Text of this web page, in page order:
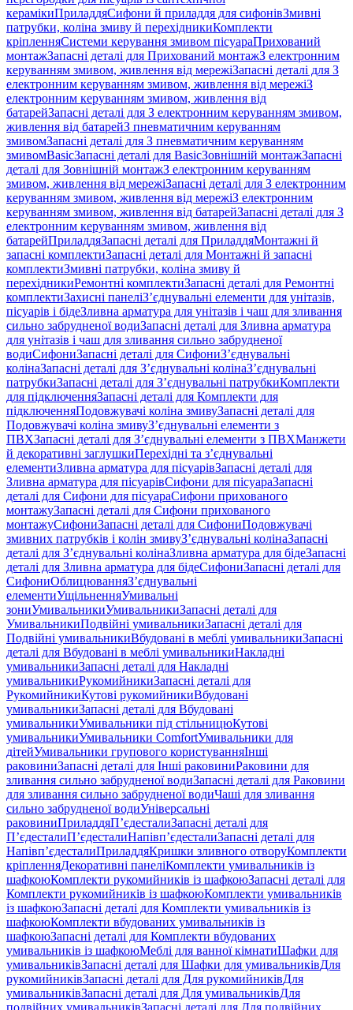
керамікиПриладдяСифони й приладдя для сифонівЗмивні
патрубки, коліна змиву й перехідникиКомплекти
кріпленняСистеми керування змивом пісуараПрихований
монтажЗапасні деталі для Прихований монтажЗ електронним
керуванням змивом, живлення від мережіЗапасні деталі для З
електронним керуванням змивом, живлення від мережіЗ
електронним керуванням змивом, живлення від
батарейЗапасні деталі для З електронним керуванням змивом,
живлення від батарейЗ пневматичним керуванням
змивомЗапасні деталі для З пневматичним керуванням
змивомBasicЗапасні деталі для BasicЗовнішній монтажЗапасні
деталі для Зовнішній монтажЗ електронним керуванням
змивом, живлення від мережіЗапасні деталі для З електронним
керуванням змивом, живлення від мережіЗ електронним
керуванням змивом, живлення від батарейЗапасні деталі для З
електронним керуванням змивом, живлення від
батарейПриладдяЗапасні деталі для ПриладдяМонтажні й
запасні комплектиЗапасні деталі для Монтажні й запасні
комплектиЗмивні патрубки, коліна змиву й
перехідникиРемонтні комплектиЗапасні деталі для Ремонтні
комплектиЗахисні панеліЗ’єднувальні елементи для унітазів,
пісуарів і бідеЗливна арматура для унітазів і чаш для зливання
сильно забрудненої водиЗапасні деталі для Зливна арматура
для унітазів і чаш для зливання сильно забрудненої
водиСифониЗапасні деталі для СифониЗ’єднувальні
колінаЗапасні деталі для З’єднувальні колінаЗ’єднувальні
патрубкиЗапасні деталі для З’єднувальні патрубкиКомплекти
для підключенняЗапасні деталі для Комплекти для
підключенняПодовжувачі коліна змивуЗапасні деталі для
Подовжувачі коліна змивуЗ’єднувальні елементи з
ПВХЗапасні деталі для З’єднувальні елементи з ПВХМанжети
й декоративні заглушкиПерехідні та з’єднувальні
елементиЗливна арматура для пісуарівЗапасні деталі для
Зливна арматура для пісуарівСифони для пісуараЗапасні
деталі для Сифони для пісуараСифони прихованого
монтажуЗапасні деталі для Сифони прихованого
монтажуСифониЗапасні деталі для СифониПодовжувачі
змивних патрубків і колін змивуЗ’єднувальні колінаЗапасні
деталі для З’єднувальні колінаЗливна арматура для бідеЗапасні
деталі для Зливна арматура для бідеСифониЗапасні деталі для
СифониОблицюванняЗ’єднувальні
елементиУщільненняУмивальні
зониУмивальникиУмивальникиЗапасні деталі для
УмивальникиПодвійні умивальникиЗапасні деталі для
Подвійні умивальникиВбудовані в меблі умивальникиЗапасні
деталі для Вбудовані в меблі умивальникиНакладні
умивальникиЗапасні деталі для Накладні
умивальникиРукомийникиЗапасні деталі для
РукомийникиКутові рукомийникиВбудовані
умивальникиЗапасні деталі для Вбудовані
умивальникиУмивальники під стільницюКутові
умивальникиУмивальники ComfortУмивальники для
дітейУмивальники групового користуванняІнші
раковиниЗапасні деталі для Інші раковиниРаковини для
зливання сильно забрудненої водиЗапасні деталі для Раковини
для зливання сильно забрудненої водиЧаші для зливання
сильно забрудненої водиУніверсальні
раковиниПриладдяП’єдесталиЗапасні деталі для
П’єдесталиП’єдесталиНапівп’єдесталиЗапасні деталі для
Напівп’єдесталиПриладдяКришки зливного отворуКомплекти
кріпленняДекоративні панеліКомплекти умивальників із
шафкоюКомплекти рукомийників із шафкоюЗапасні деталі для
Комплекти рукомийників із шафкоюКомплекти умивальників
із шафкоюЗапасні деталі для Комплекти умивальників із
шафкоюКомплекти вбудованих умивальників із
шафкоюЗапасні деталі для Комплекти вбудованих
умивальників із шафкоюМеблі для ванної кімнатиШафки для
умивальниківЗапасні деталі для Шафки для умивальниківДля
рукомийниківЗапасні деталі для Для рукомийниківДля
умивальниківЗапасні деталі для Для умивальниківДля
подвійних умивальниківЗапасні деталі для Для подвійних